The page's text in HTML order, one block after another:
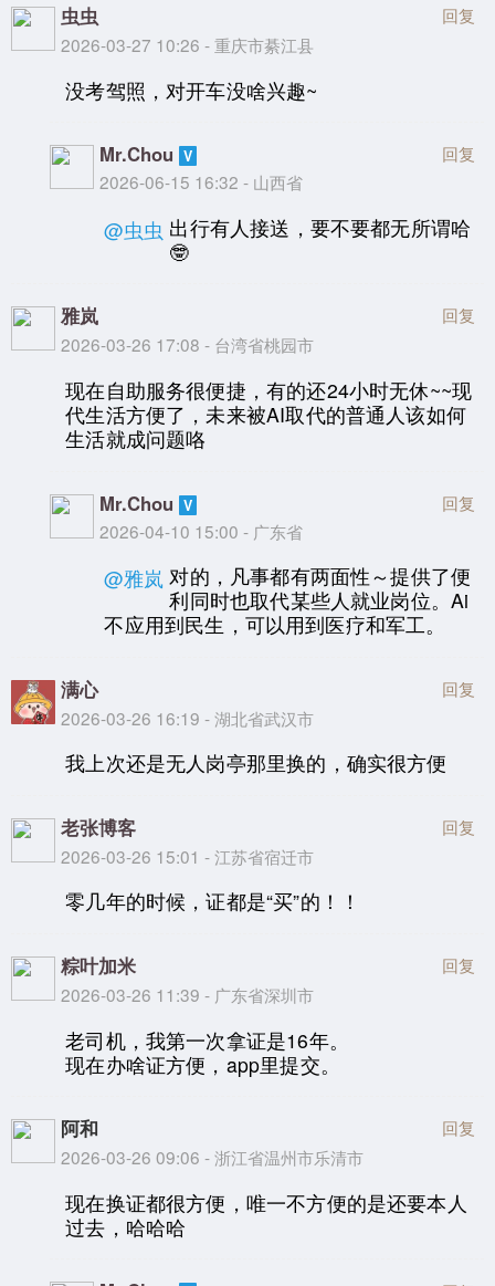
虫虫
2026-03-27 10:26 - 重庆市綦江县
回复
没考驾照，对开车没啥兴趣~
Mr.Chou
2026-06-15 16:32 - 山西省
回复
@虫虫 出行有人接送，要不要都无所谓哈
🤓
雅岚
2026-03-26 17:08 - 台湾省桃园市
回复
现在自助服务很便捷，有的还24小时无休~~现
代生活方便了，未来被AI取代的普通人该如何
生活就成问题咯
Mr.Chou
2026-04-10 15:00 - 广东省
回复
@雅岚 对的，凡事都有两面性～提供了便
利同时也取代某些人就业岗位。Ai
不应用到民生，可以用到医疗和军工。
满心
2026-03-26 16:19 - 湖北省武汉市
回复
我上次还是无人岗亭那里换的，确实很方便
老张博客
2026-03-26 15:01 - 江苏省宿迁市
回复
零几年的时候，证都是“买”的！！
粽叶加米
2026-03-26 11:39 - 广东省深圳市
回复
老司机，我第一次拿证是16年。
现在办啥证方便，app里提交。
阿和
2026-03-26 09:06 - 浙江省温州市乐清市
回复
现在换证都很方便，唯一不方便的是还要本人
过去，哈哈哈